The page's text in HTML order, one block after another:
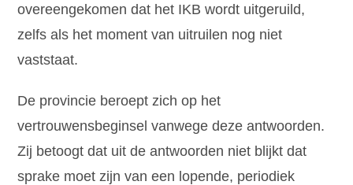
overeengekomen dat het IKB wordt uitgeruild,
zelfs als het moment van uitruilen nog niet
vaststaat.
De provincie beroept zich op het
vertrouwensbeginsel vanwege deze antwoorden.
Zij betoogt dat uit de antwoorden niet blijkt dat
sprake moet zijn van een lopende, periodiek